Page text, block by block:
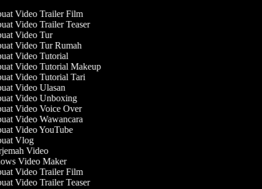
Video Trailer Film
Video Trailer Teaser
Video Tur
Video Tur Rumah
Video Tutorial
Video Tutorial Makeup
Video Tutorial Tari
Video Ulasan
Video Unboxing
Video Voice Over
Video Wawancara
Video YouTube
Vlog
Video
Video Maker
Video Trailer Film
Video Trailer Teaser